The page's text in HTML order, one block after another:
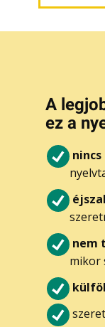
A
ez a
nincs
nem
mikor